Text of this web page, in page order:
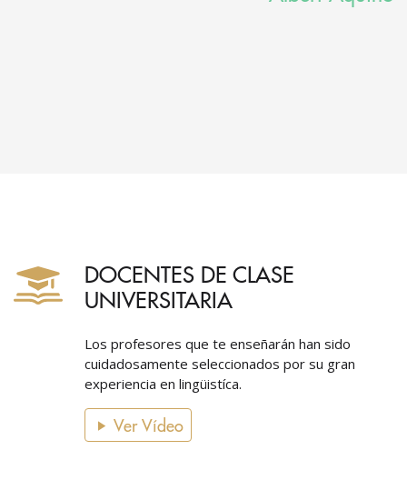
DOCENTES DE CLASE
UNIVERSITARIA
Los profesores que te enseñarán han sido
cuidadosamente seleccionados por su gran
experiencia en lingüistíca.
Ver Vídeo